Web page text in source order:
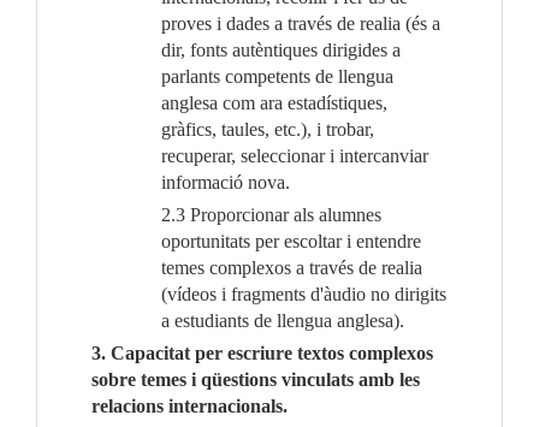
proves i dades a través de realia (és a
dir, fonts autèntiques dirigides a
parlants competents de llengua
anglesa com ara estadístiques,
gràfics, taules, etc.), i trobar,
recuperar, seleccionar i intercanviar
informació nova.
2.3 Proporcionar als alumnes
oportunitats per escoltar i entendre
temes complexos a través de realia
(vídeos i fragments d'àudio no dirigits
a estudiants de llengua anglesa).
3. Capacitat per escriure textos complexos
sobre temes i qüestions vinculats amb les
relacions internacionals.